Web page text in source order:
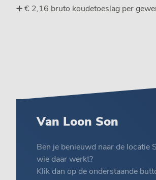
➕ € 2,16 bruto koudetoeslag per
Van Loon Son
Ben je benieuwd naar de locatie
wie daar werkt?
Klik dan op de onderstaande